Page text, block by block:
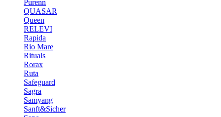
Purenn
QUASAR
Queen
RELEVI
Rapida
Rio Mare
Rituals
Rorax
Ruta
Safeguard
Sagra
Samyang
Sanft&Sicher